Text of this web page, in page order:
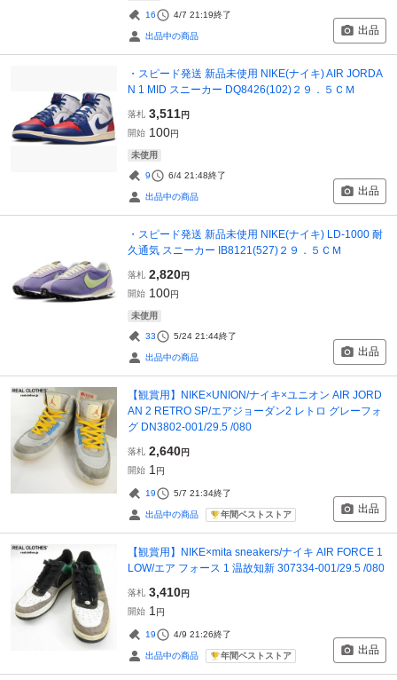
16 4/7 21:19終了
出品中の商品 出品
・スピード発送 新品未使用 NIKE(ナイキ) AIR JORDA
N 1 MID スニーカー DQ8426(102)２９．５ＣＭ
落札 3,511円
開始 100円
未使用
9 6/4 21:48終了
出品中の商品 出品
・スピード発送 新品未使用 NIKE(ナイキ) LD-1000 耐
久通気 スニーカー IB8121(527)２９．５ＣＭ
落札 2,820円
開始 100円
未使用
33 5/24 21:44終了
出品中の商品 出品
【観賞用】NIKE×UNION/ナイキ×ユニオン AIR JORD
AN 2 RETRO SP/エアジョーダン2 レトロ グレーフォ
グ DN3802-001/29.5 /080
落札 2,640円
開始 1 円
19 5/7 21:34終了
出品中の商品 年間ベストストア 出品
【観賞用】NIKE×mita sneakers/ナイキ AIR FORCE 1
LOW/エア フォース 1 温故知新 307334-001/29.5 /080
落札 3,410円
開始 1 円
19 4/9 21:26終了
出品中の商品 年間ベストストア 出品